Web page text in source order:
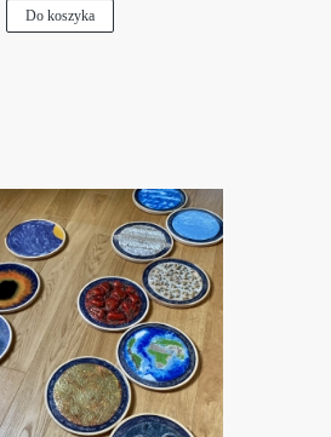
Do koszyka